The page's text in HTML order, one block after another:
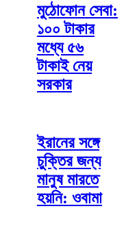
মুঠোফোন সেবা:
১০০ টাকার
মধ্যে ৫৬
টাকাই নেয়
সরকার
ইরানের সঙ্গে
চুক্তির জন্য
মানুষ মারতে
হয়নি: ওবামা